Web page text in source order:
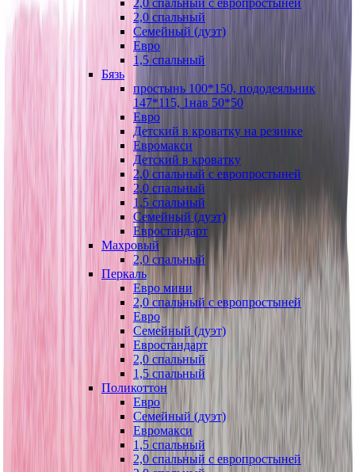
2,0 спальный с европростыней
2,0 спальный
Семейный (дуэт)
Евро
1,5 спальный
Бязь
простынь 100*150, пододеяльник
147*115, 1нав 50*50
Евро
Детский в кроватку на резинке
Евромакси
Детский в кроватку
2,0 спальный с европростыней
2,0 спальный
1,5 спальный
Семейный (дуэт)
Евростандарт
Махровый
2,0 спальный
Перкаль
Евро мини
2,0 спальный с европростыней
Евро
Семейный (дуэт)
Евростандарт
2,0 спальный
1,5 спальный
Поликоттон
Евро
Семейный (дуэт)
Евромакси
1,5 спальный
2,0 спальный с европростыней